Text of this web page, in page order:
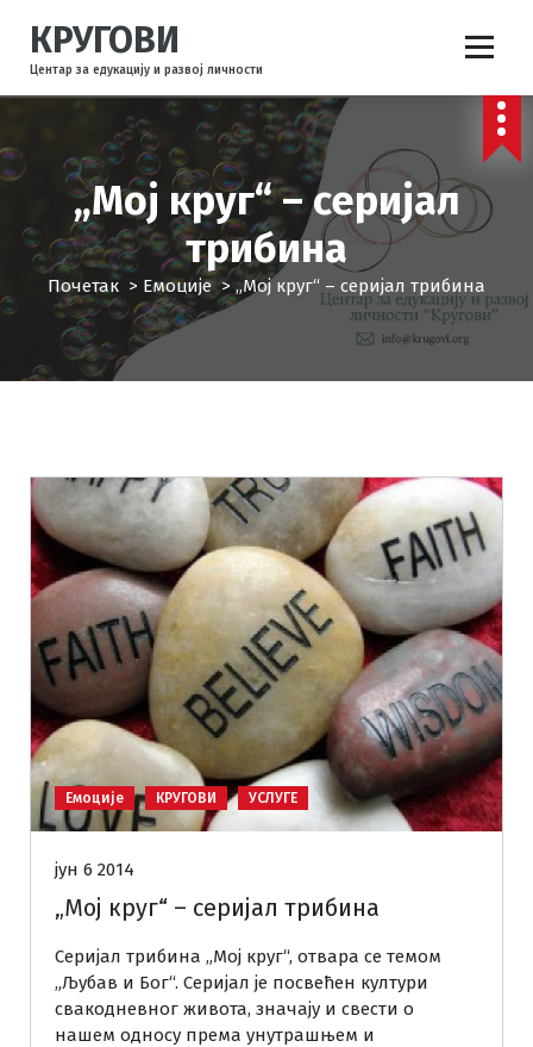
ч
н
а
ж
КРУГОВИ
Центар за едукацију и развој личности
„Мој круг“ – серијал
трибина
Почетак> Емоције>„Мој круг“ – серијал трибина
Емоције КРУГОВИ УСЛУГЕ
јун 6 2014
„Мој круг“ – серијал трибина
Серијал трибина „Мој круг“, отвара се темом
„Љубав и Бог“. Серијал је посвећен култури
свакодневног живота, значају и свести о
нашем односу према унутрашњем и